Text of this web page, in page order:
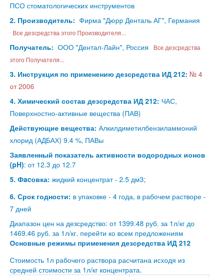
ПСО стоматологических инструментов
2. Производитель: Фирма "Дюрр Денталь АГ", Германия
Все дезсредства этого Производителя...
Получатель: ООО "Дентал-Лайн", Россия
Все дезсредства
этого Получателя...
3. Инструкция по применению дезсредства ИД 212: № 4
от 2006
4. Химический состав дезсредства ИД 212: ЧАС,
Поверхностно-активные вещества (ПАВ)
Действующие вещества: Алкилдиметилбензиламмоний
хлорид (АДБАХ) 9.4 %, ПАВы
Заявленный показатель активности водородных ионов
(pH): от 12.3 до 12.7
5. Фacовка: жидкий концентрат - 2.5 дм3;
6. Срок годности: в упаковке - 4 года, в рабочем растворе -
7 дней
Диапазон цен на дезсредство: от 1399.48 руб. за 1л/кг до
1469.46 руб. за 1л/кг. перейти ко всем предложениям
Основные режимы применения дезсредства ИД 212
Стоимость 1л рабочего раствора расчитана исходя из
средней стоимости за 1л/кг концентрата.